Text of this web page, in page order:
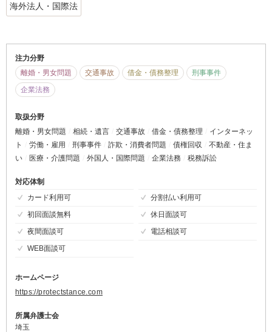
海外法人・国際法
注力分野
離婚・男女問題
交通事故 借金・債務整理
刑事事件
企業法務
取扱分野
離婚・男女問題
相続・遺言 交通事故 借金・債務整理
インターネッ
ト
労働・雇用 刑事事件 詐欺・消費者問題 債権回収
不動産・住ま
い
医療・介護問題 外国人・国際問題 企業法務 税務訴訟
対応体制
カード利用可
分割払い利用可
初回面談無料
休日面談可
夜間面談可
電話相談可
WEB面談可
ホームページ
https://protectstance.com
所属弁護士会
埼玉